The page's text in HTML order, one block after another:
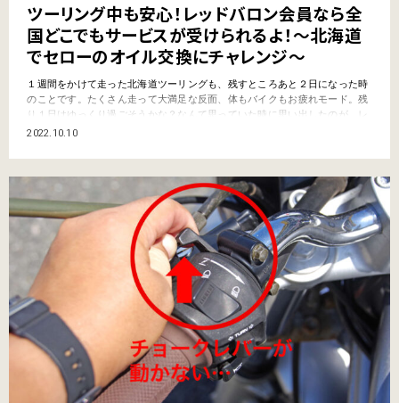
ツーリング中も安心！レッドバロン会員なら全
国どこでもサービスが受けられるよ！～北海道
でセローのオイル交換にチャレンジ～
１週間をかけて走った北海道ツーリングも、残すところあと２日になった時
のことです。たくさん走って大満足な反面、体もバイクもお疲れモード。残
り１日はゆっくり過ごそうかな？なんて思っていた時に思い出したのが、レ
ッドバロンの存在です。「そうだ、いいこと思いついた！明日は船に乗るだ
セローは、レッドバロンにて購入した車両。北海道ツーリングが終…
2022.10.10